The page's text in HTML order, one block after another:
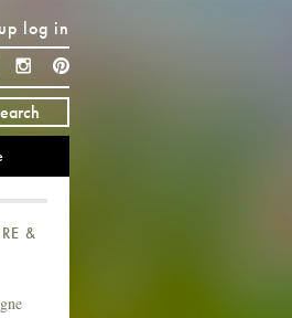
log in
YouTubeInstagram
&